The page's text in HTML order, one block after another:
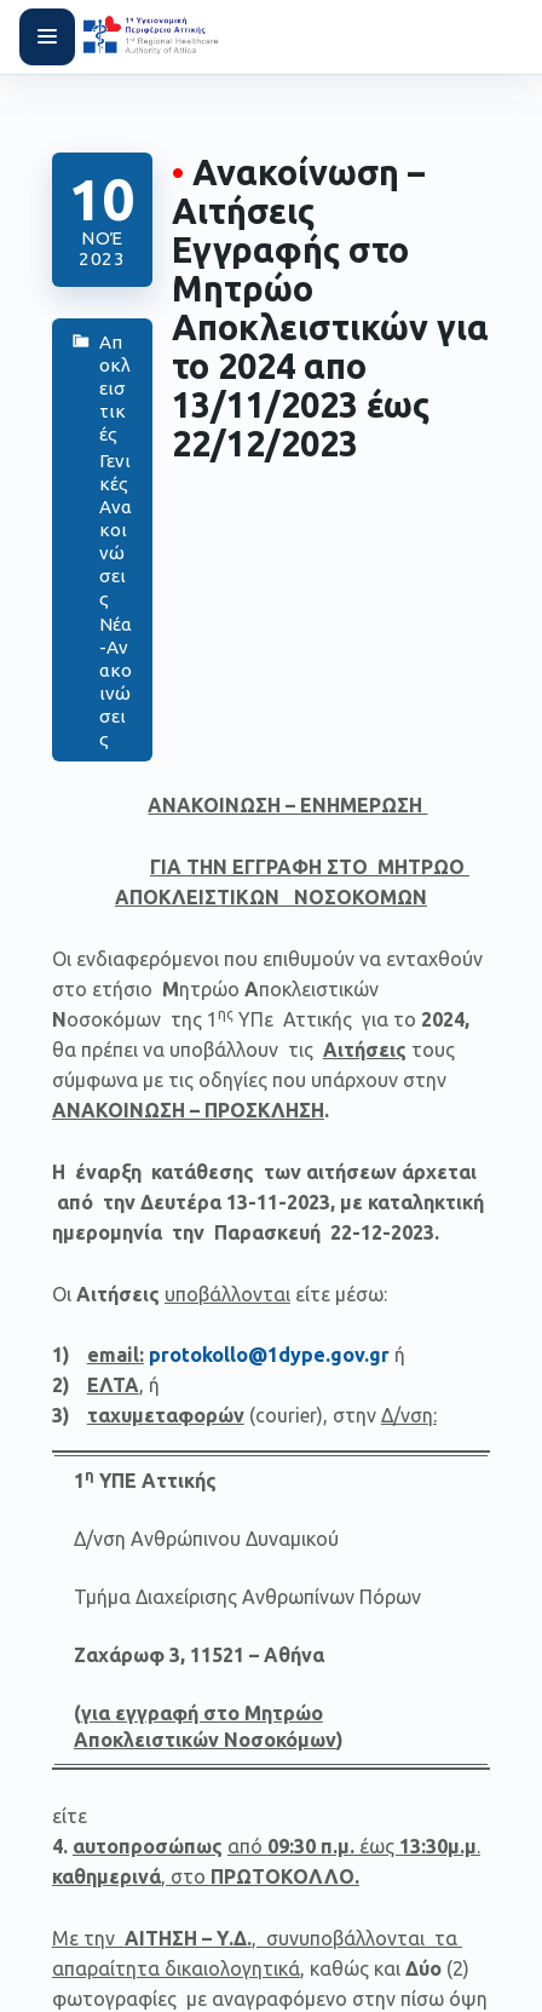
10
ΝΟΈ
2023
Απ
οκλ
εισ
τικ
ές
Γενι
κές
Ανα
κοι
νώ
σει
ς
Νέα
-Αν
ακο
ινώ
σει
ς
• Ανακοίνωση –
Αιτήσεις
Εγγραφής στο
Μητρώο
Αποκλειστικών για
το 2024 απο
13/11/2023 έως
22/12/2023
ΑΝΑΚΟΙΝΩΣΗ – ΕΝΗΜΕΡΩΣΗ
ΓΙΑ ΤΗΝ ΕΓΓΡΑΦΗ ΣΤΟ ΜΗΤΡΩΟ
ΑΠΟΚΛΕΙΣΤΙΚΩΝ ΝΟΣΟΚΟΜΩΝ
Οι ενδιαφερόμενοι που επιθυμούν να ενταχθούν
στο ετήσιο Μητρώο Αποκλειστικών
Νοσοκόμων της 1 ηςΥΠε Αττικής για το 2024,
θα πρέπει να υποβάλλουν τις Αιτήσεις τους
σύμφωνα με τις οδηγίες που υπάρχουν στην
ΑΝΑΚΟΙΝΩΣΗ – ΠΡΟΣΚΛΗΣΗ.
Η έναρξη κατάθεσης των αιτήσεων άρχεται
από την Δευτέρα 13-11-2023, με καταληκτική
ημερομηνία την Παρασκευή 22-12-2023.
Οι Αιτήσεις υποβάλλονται είτε μέσω:
email: protokollo@1dype.gov.grή
ΕΛΤΑ, ή
ταχυμεταφορών(courier), στην Δ/νση:
1 η ΥΠΕ Αττικής
Δ/νση Ανθρώπινου Δυναμικού
Τμήμα Διαχείρισης Ανθρωπίνων Πόρων
Ζαχάρωφ 3, 11521 – Αθήνα
(για εγγραφή στο Μητρώο
Αποκλειστικών Νοσοκόμων)
είτε
4. αυτοπροσώπως από 09:30 π.μ.έως 13:30μ.μ.
καθημερινά, στο ΠΡΩΤΟΚΟΛΛΟ.
Με την ΑΙΤΗΣΗ – Υ.Δ., συνυποβάλλονται τα
απαραίτητα δικαιολογητικά, καθώς και Δύο(2)
φωτογραφίες με αναγραφόμενο στην πίσω όψη